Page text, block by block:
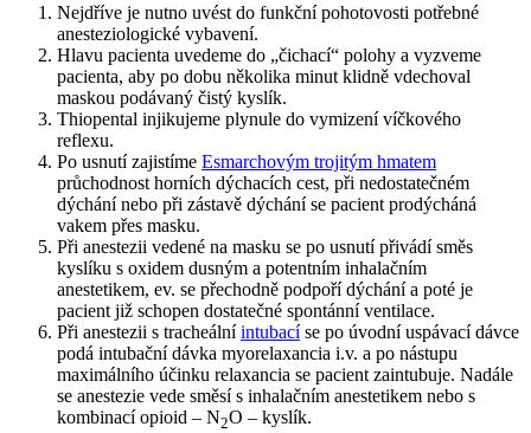
Nejdříve je nutno uvést do funkční pohotovosti potřebné
anesteziologické vybavení.
Hlavu pacienta uvedeme do „čichací“ polohy a vyzveme
pacienta, aby po dobu několika minut klidně vdechoval
maskou podávaný čistý kyslík.
Thiopental injikujeme plynule do vymizení víčkového
reflexu.
Po usnutí zajistíme Esmarchovým trojitým hmatem
průchodnost horních dýchacích cest, při nedostatečném
dýchání nebo při zástavě dýchání se pacient prodýcháná
vakem přes masku.
Při anestezii vedené na masku se po usnutí přivádí směs
kyslíku s oxidem dusným a potentním inhalačním
anestetikem, ev. se přechodně podpoří dýchání a poté je
pacient již schopen dostatečné spontánní ventilace.
Při anestezii s tracheálníintubacíse po úvodní uspávací dávce
podá intubační dávka myorelaxancia i.v. a po nástupu
maximálního účinku relaxancia se pacient zaintubuje. Nadále
se anestezie vede směsí s inhalačním anestetikem nebo s
kombinací opioid – N2O – kyslík.